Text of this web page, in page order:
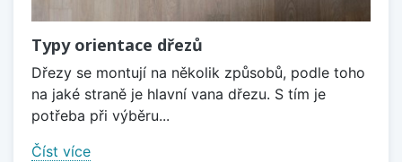
Typy orientace dřezů
Dřezy se montují na několik způsobů, podle toho
na jaké straně je hlavní vana dřezu. S tím je
potřeba při výběru...
Číst více